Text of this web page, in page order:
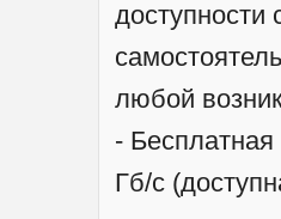
доступности
любой
-
Гб/с